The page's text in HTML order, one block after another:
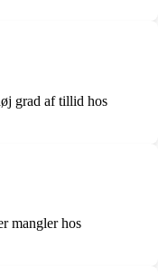
grad af tillid hos
mangler hos